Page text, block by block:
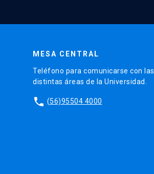
MESA CENTRAL
Teléfono para comunicarse con las
distintas áreas de la Universidad.
phone (56)95504 4000